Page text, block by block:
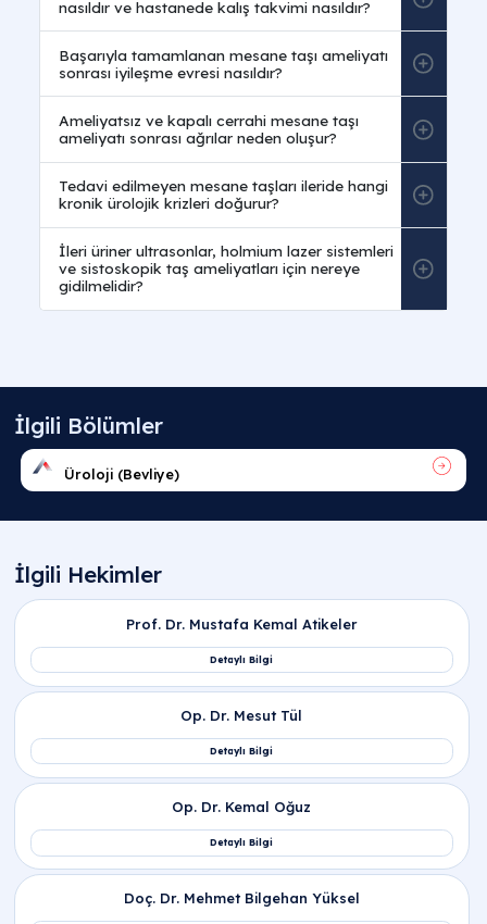
Sıkça Sorulan Sorular
Mesane taşı nedir ve alt üriner sistemde bu
Mesane taşı nedir
mesane taşı; İdrar torbasında biriken kalsiyum ve
oksalat minerallerinin sinsi bir hızla çökerek sert
kitleler oluşturmasıdır yanıtı verilir. Peki,mesane
neden olur? Temel Etken; Prostat Büyümesi, sinsi
mesane boynu darlıkları veya nörojenik mesane
idrarın torbada sürekli durağan (rezidü)
yol açan anatomik tıkanıklıklardır.
taş belirtileri nelerdir?
Kadınlarda mesane taşı belirtileri nelerdir ve